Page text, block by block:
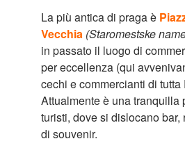
La più antica di praga è
Vecchia (Staromestske
in passato il luogo di
per eccellenza (qui
cechi e commercianti di tutta
Attualmente è una tranquilla
turisti, dove si dislocano bar,
di souvenir.